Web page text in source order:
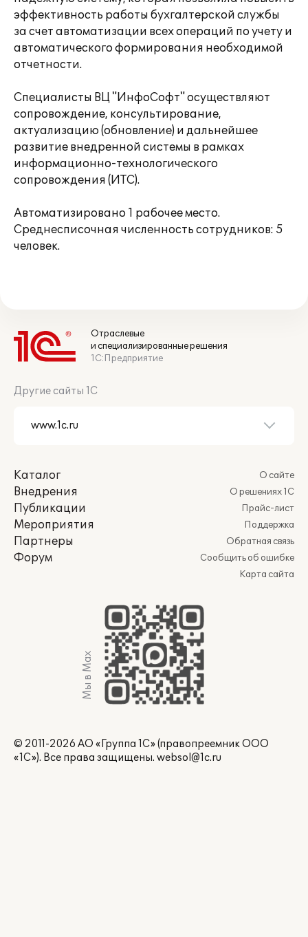
эффективность работы бухгалтерской службы
за счет автоматизации всех операций по учету и
автоматического формирования необходимой
отчетности.
Специалисты ВЦ "ИнфоСофт" осуществляют
сопровождение, консультирование,
актуализацию (обновление) и дальнейшее
развитие внедренной системы в рамках
информационно-технологического
сопровождения (ИТС).
Автоматизировано 1 рабочее место.
Среднесписочная численность сотрудников: 5
человек.
Отраслевые
и специализированные решения
1С:Предприятие
Другие сайты 1С
Каталог
Внедрения
Публикации
Мероприятия
Партнеры
Форум
О сайте
О решениях 1С
Прайс-лист
Поддержка
Обратная связь
Сообщить об ошибке
Карта сайта
Мы в Max
© 2011-2026 АО «Группа 1С» (правопреемник ООО
«1С»). Все права защищены. websol@1c.ru